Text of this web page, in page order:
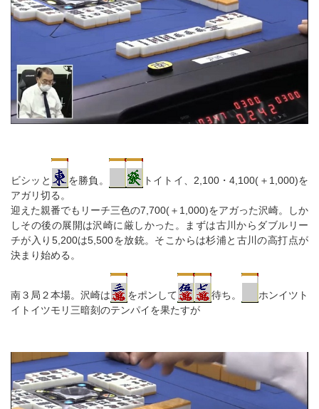
ビシッと を勝負。
トイトイ、2,100・4,100(＋1,000)を
アガリ切る。
迎えた親番でもリーチ三色の7,700(＋1,000)をアガった沢崎。しか
しその後の展開は沢崎に厳しかった。まずは古川からダブルリー
チが入り5,200は5,500を放銃。そこからは杉浦と古川の高打点が
決まり始める。
南３局２本場。沢崎は をポンして 待ち。
ホンイツト
イトイツモリ三暗刻のテンパイを果たすが